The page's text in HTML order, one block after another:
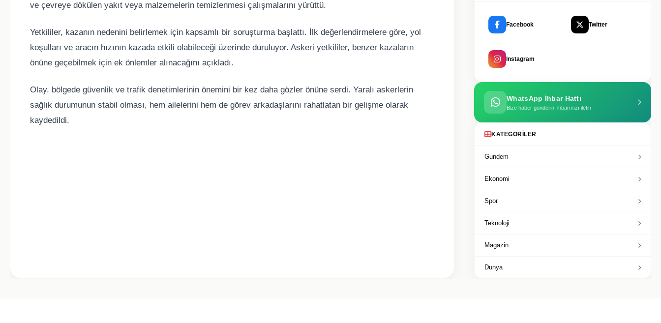
ve çevreye dökülen yakıt veya malzemelerin temizlenmesi çalışmalarını yürüttü.
Yetkililer, kazanın nedenini belirlemek için kapsamlı bir soruşturma başlattı. İlk değerlendirmelere göre, yol
koşulları ve aracın hızının kazada etkili olabileceği üzerinde duruluyor. Askeri yetkililer, benzer kazaların
önüne geçebilmek için ek önlemler alınacağını açıkladı.
Olay, bölgede güvenlik ve trafik denetimlerinin önemini bir kez daha gözler önüne serdi. Yaralı askerlerin
sağlık durumunun stabil olması, hem ailelerini hem de görev arkadaşlarını rahatlatan bir gelişme olarak
kaydedildi.
Facebook Twitter
Instagram
WhatsApp İhbar Hattı
Bize haber gönderin, ihbarınızı iletin
KATEGORILER
Gundem
Ekonomi
Spor
Teknoloji
Magazin
Dunya